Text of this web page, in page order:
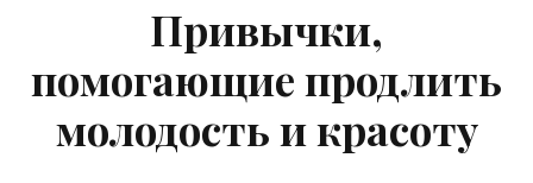
Привычки,
помогающие продлить
молодость и красоту